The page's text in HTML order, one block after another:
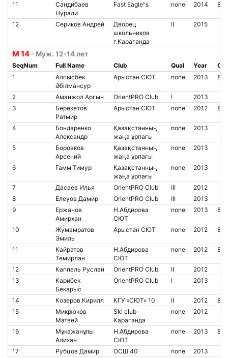
11
Сандибаев
Нурали
Fast Eagle"s none 2014
12 Сериков Андрей
Дворец
школьников
г.Караганда
II 2015
М 14 - Муж. 12-14 лет
SeqNum Full Name Club Qual Year
1
Алпысбек
Әбілмансур
Арыстан СЮТ none 2013
2 Аманжол Аргын OrientPRO Club I
2013
3
Берекетов
Ратмир
Арыстан СЮТ none 2012
4
Бондаренко
Александр
Қазақстанның
жаңа ұрпағы
none 2013
5
Боровков
Арсений
Қазақстанның
жаңа ұрпағы
none 2013
6 Гамм Тимур
Қазақстанның
жаңа ұрпағы
none 2013
7 Дасаев Илья OrientPRO Club III
2012
8
Елеуов Дамир OrientPRO Club III
2013
9
Ержанов
Амирхан
Н.Абдирова
СЮТ
none 2013
10
Жумамратов
Эмиль
Арыстан СЮТ none 2012
11
Кайратов
Темирлан
Н.Абдирова
СЮТ
none 2012
12 Каппель Руслан OrientPRO Club II
2012
13
Карибек
Бекарыс
OrientPRO Club I 2013
14 Козеров Кирилл КГУ «СЮТ» 10 II 2012
15
Микрюков
Матвей
Ski club
Караганда
none 2012
16
Мұкажанұлы
Алихан
Н.Абдирова
СЮТ
none 2013
17 Рубцов Дамир ОСШ 40 none
2013